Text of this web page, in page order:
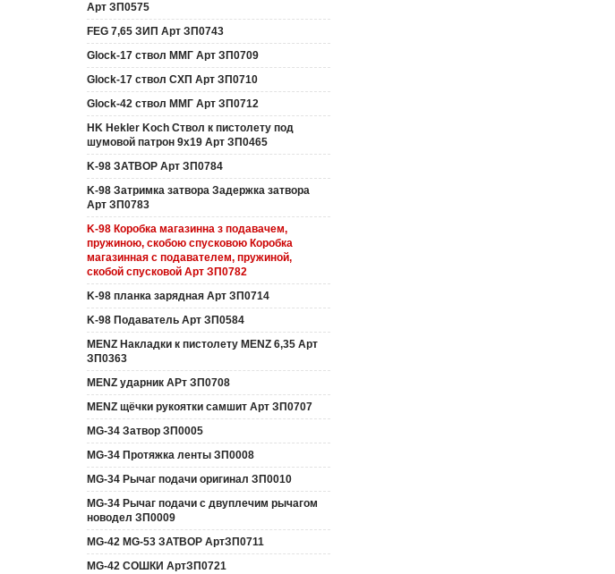
Арт ЗП0575
FEG 7,65 ЗИП Арт ЗП0743
Glock-17 ствол ММГ Арт ЗП0709
Glock-17 ствол СХП Арт ЗП0710
Glock-42 ствол ММГ Арт ЗП0712
HK Hekler Koch Ствол к пистолету под
шумовой патрон 9х19 Арт ЗП0465
K-98 ЗАТВОР Арт ЗП0784
K-98 Затримка затвора Задержка затвора
Арт ЗП0783
K-98 Коробка магазинна з подавачем,
пружиною, скобою спусковою Коробка
магазинная с подавателем, пружиной,
скобой спусковой Арт ЗП0782
K-98 планка зарядная Арт ЗП0714
K-98 Подаватель Арт ЗП0584
MENZ Накладки к пистолету MENZ 6,35 Арт
ЗП0363
MENZ ударник АРт ЗП0708
MENZ щёчки рукоятки самшит Арт ЗП0707
MG-34 Затвор ЗП0005
MG-34 Протяжка ленты ЗП0008
MG-34 Рычаг подачи оригинал ЗП0010
MG-34 Рычаг подачи с двуплечим рычагом
новодел ЗП0009
MG-42 MG-53 ЗАТВОР АртЗП0711
MG-42 СОШКИ АртЗП0721